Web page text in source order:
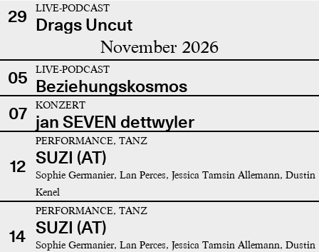
29
LIVE-PODCAST
Drags Uncut
November 2026
05 LIVE-PODCAST
Beziehungskosmos
07
KONZERT
jan SEVEN dettwyler
12
PERFORMANCE, TANZ
SUZI (AT)
Sophie Germanier, Lan Perces, Jessica Tamsin Allemann, Dustin
Kenel
14
PERFORMANCE, TANZ
SUZI (AT)
Sophie Germanier, Lan Perces, Jessica Tamsin Allemann, Dustin